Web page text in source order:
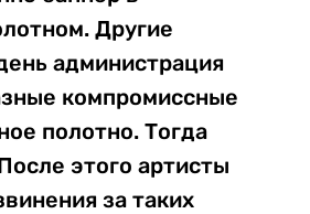
Другие
администрация
компромиссные
полотно. Тогда
этого артисты
за таких